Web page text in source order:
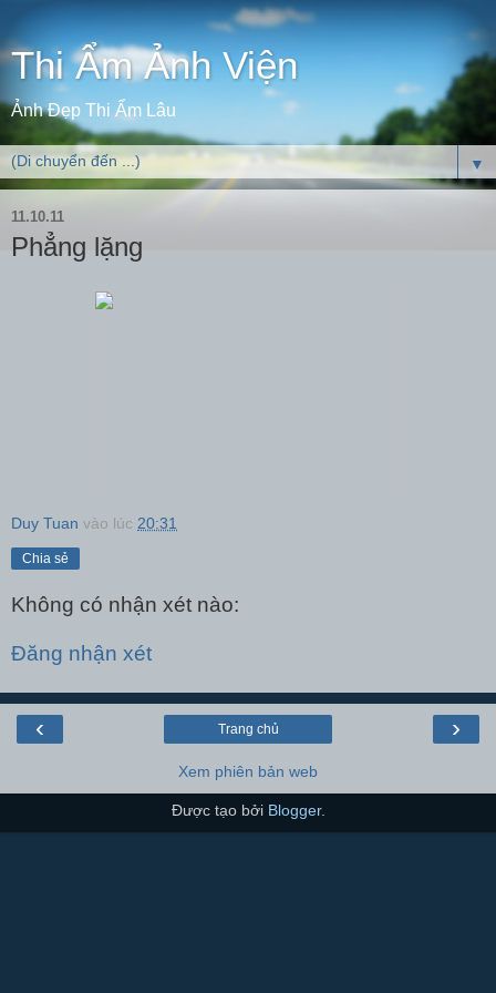
Thi Ẩm Ảnh Viện
Ảnh Đẹp Thi Ẩm Lâu
▼
11.10.11
Phẳng lặng
Duy Tuan vào lúc 20:31
Chia sẻ
Không có nhận xét nào:
Đăng nhận xét
‹ ›
Trang chủ
Xem phiên bản web
Được tạo bởi Blogger.